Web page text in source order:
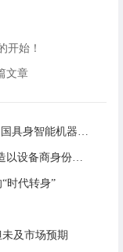
开始！
文章
时代转身”
及市场预期